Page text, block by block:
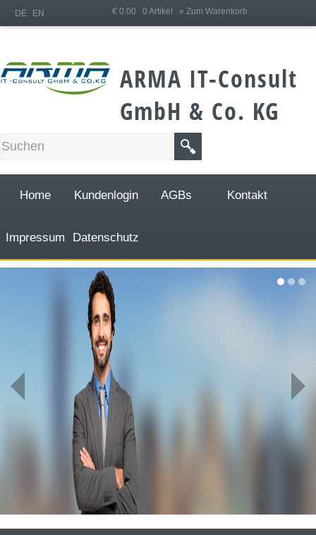
€ 0.00 0 Artikel » Zum Warenkorb
DE EN
ARMA IT-Consult
GmbH & Co. KG
Home Kundenlogin AGBs Kontakt
Impressum Datenschutz